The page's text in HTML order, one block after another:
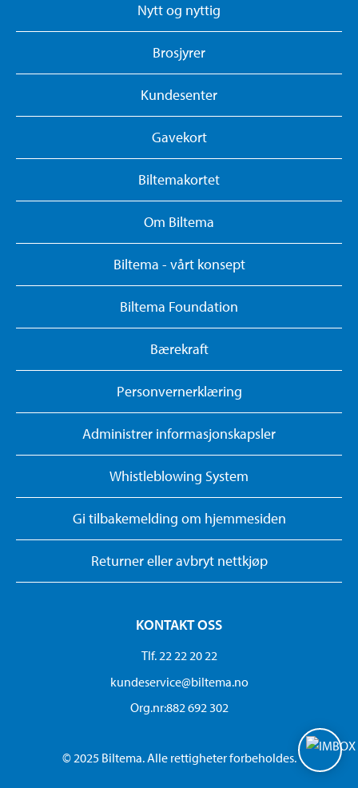
Nytt og nyttig
Brosjyrer
Kundesenter
Gavekort
Biltemakortet
Om Biltema
Biltema - vårt konsept
Biltema Foundation
Bærekraft
Personvernerklæring
Administrer informasjonskapsler
Whistleblowing System
Gi tilbakemelding om hjemmesiden
Returner eller avbryt nettkjøp
KONTAKT OSS
Tlf. 22 22 20 22
kundeservice@biltema.no
Org.nr:882 692 302
© 2025 Biltema. Alle rettigheter forbeholdes.